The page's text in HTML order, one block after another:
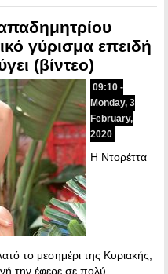
γύρισμα επειδή
(βίντεο)
09:10 -
Monday, 3
February,
2020
Η Ντορέττα
το μεσημέρι της Κυριακής,
την έφερε σε πολύ